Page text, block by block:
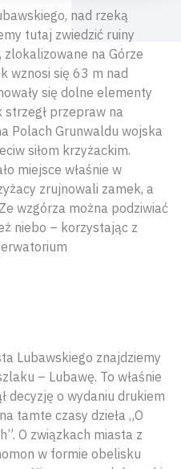
nad rzeką
tutaj zwiedzić ruiny
zlokalizowane na Górze
wznosi się 63 m nad
się dolne elementy
strzegł przepraw na
Polach Grunwaldu wojska
siłom krzyżackim.
miejsce właśnie w
zrujnowali zamek, a
wzgórza można podziwiać
niebo – korzystając z
Lubawskiego znajdziemy
– Lubawę. To właśnie
decyzję o wydaniu drukiem
tamte czasy dzieła „O
O związkach miasta z
w formie obelisku